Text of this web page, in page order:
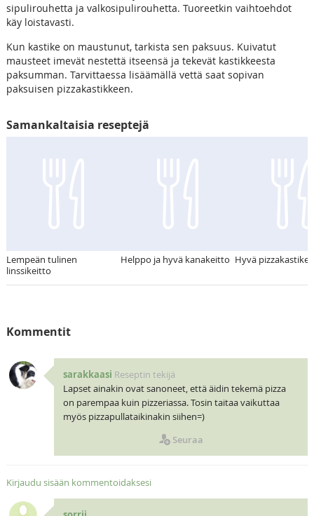
sipulirouhetta ja valkosipulirouhetta. Tuoreetkin vaihtoehdot
käy loistavasti.
Kun kastike on maustunut, tarkista sen paksuus. Kuivatut
mausteet imevät nestettä itseensä ja tekevät kastikkeesta
paksumman. Tarvittaessa lisäämällä vettä saat sopivan
paksuisen pizzakastikkeen.
Samankaltaisia reseptejä
Lempeän tulinen
linssikeitto
Helppo ja hyvä kanakeitto Hyvä pizzakastike
Kommentit
sarakkaasi Reseptin tekijä
Lapset ainakin ovat sanoneet, että äidin tekemä pizza
on parempaa kuin pizzeriassa. Tosin taitaa vaikuttaa
myös pizzapullataikinakin siihen=)
Seuraa
Kirjaudu sisään kommentoidaksesi